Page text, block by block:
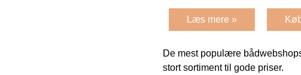
Læs mere »
De mest populære
stort sortiment til gode priser.